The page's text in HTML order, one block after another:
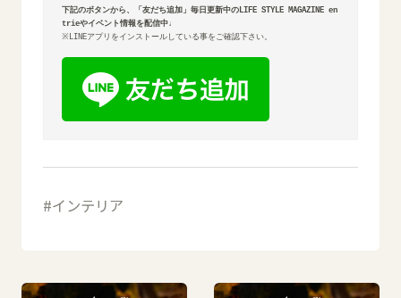
下記のボタンから、「友だち追加」毎日更新中のLIFE STYLE MAGAZINE en
※LINEアプリをインストールしている事をご確認下さい。
インテリア